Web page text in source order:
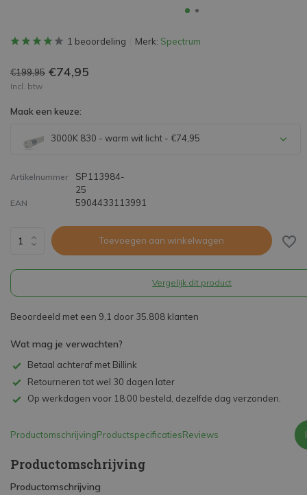
1 beoordeling Merk: Spectrum
€199,95 €74,95
Incl. btw
Maak een keuze:
3000K 830 - warm wit licht - €74,95
Artikelnummer
SP113984-
25
EAN 5904433113991
Toevoegen aan winkelwagen
Vergelijk dit product
Beoordeeld met een 9,1 door 35.808 klanten
Wat mag je verwachten?
Betaal achteraf met Billink
Retourneren tot wel 30 dagen later
Op werkdagen voor 18:00 besteld, dezelfde dag verzonden.
ProductomschrijvingProductspecificatiesReviews
Productomschrijving
Productomschrijving